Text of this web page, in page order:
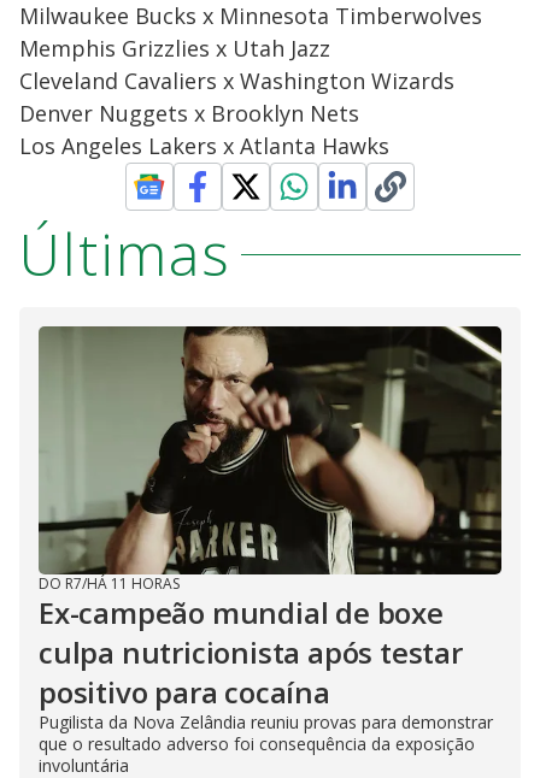
Milwaukee Bucks x Minnesota Timberwolves
Memphis Grizzlies x Utah Jazz
Cleveland Cavaliers x Washington Wizards
Denver Nuggets x Brooklyn Nets
Los Angeles Lakers x Atlanta Hawks
Últimas
DO R7/HÁ 11 HORAS
Ex-campeão mundial de boxe
culpa nutricionista após testar
positivo para cocaína
Pugilista da Nova Zelândia reuniu provas para demonstrar
que o resultado adverso foi consequência da exposição
involuntária